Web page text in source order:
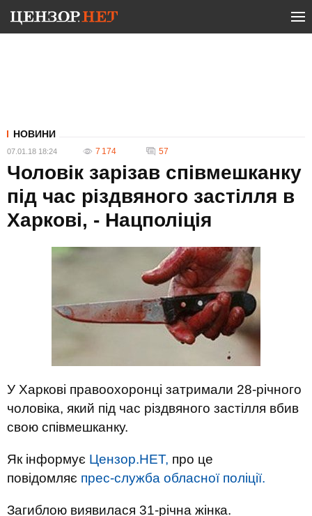
НОВИНИ
07.01.18 18:24 7 174 57
Чоловік зарізав співмешканку
під час різдвяного застілля в
Харкові, - Нацполіція
У Харкові правоохоронці затримали 28-річного
чоловіка, який під час різдвяного застілля вбив
свою співмешканку.
Як інформує Цензор.НЕТ, про це
повідомляє прес-служба обласної поліції.
Загиблою виявилася 31-річна жінка.